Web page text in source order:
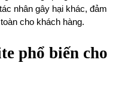
nhân gây hại khác, đảm
cho khách hàng.
phổ biến cho